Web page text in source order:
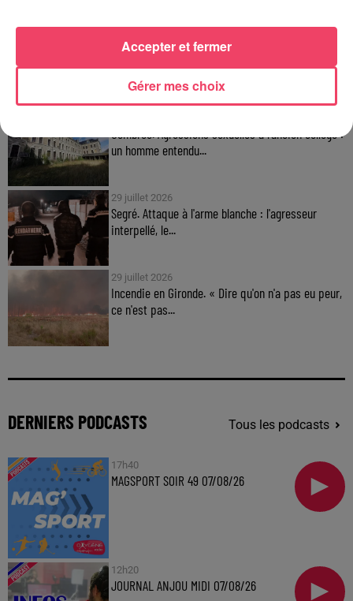
Podcast : L’hippodrome de Rochefort-sur-Loire
prêt à retrouver son...
Combrée. Agressions sexuelles à l'ancien collège :
un homme entendu...
29 juillet 2026
Segré. Attaque à l'arme blanche : l'agresseur
interpellé, le...
29 juillet 2026
Incendie en Gironde. « Dire qu'on n'a pas eu peur,
ce n'est pas...
DERNIERS PODCASTS Tous les podcasts
17h40
MAGSPORT SOIR 49 07/08/26
12h20
JOURNAL ANJOU MIDI 07/08/26
Gérer mes choix
Accepter et fermer